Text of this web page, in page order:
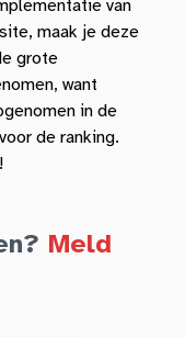
van
maak je deze
grote
want
in de
de ranking.
Meld